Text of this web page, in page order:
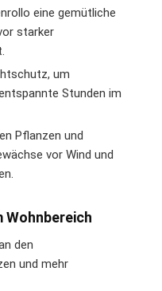
eine gemütliche
starker
um
Stunden im
Pflanzen und
vor Wind und
den
und mehr